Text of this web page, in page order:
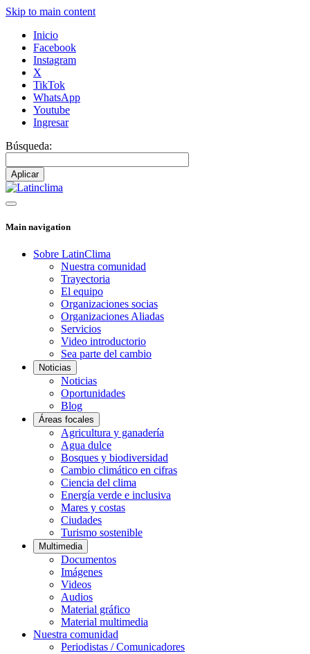
Skip to main content
Inicio
Facebook
Instagram
X
TikTok
WhatsApp
Youtube
Ingresar
Búsqueda:
Main navigation
Sobre LatinClima
Nuestra comunidad
Trayectoria
El equipo
Organizaciones socias
Organizaciones Aliadas
Servicios
Video introductorio
Sea parte del cambio
Noticias
Noticias
Oportunidades
Blog
Áreas focales
Agricultura y ganadería
Agua dulce
Bosques y biodiversidad
Cambio climático en cifras
Ciencia del clima
Energía verde e inclusiva
Mares y costas
Ciudades
Turismo sostenible
Multimedia
Documentos
Imágenes
Videos
Audios
Material gráfico
Material multimedia
Nuestra comunidad
Periodistas / Comunicadores